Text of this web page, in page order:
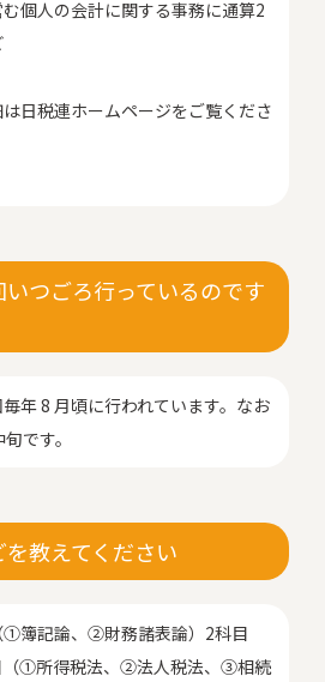
個人の会計に関する事務に通算2
日税連ホームページをご覧くださ
つごろ行っているのです
年 8 月頃に行われています。なお
です。
教えてください
①簿記論、②財務諸表論）2科目
（①所得税法、②法人税法、③相続